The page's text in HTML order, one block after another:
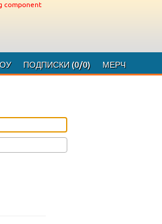
component
ПОДПИСКИ (0/0) МЕРЧ